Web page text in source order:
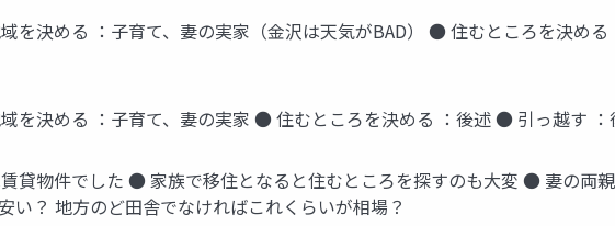
を決める ：子育て、妻の実家（金沢は天気がBAD） ● 住むところを決め
を決める ：子育て、妻の実家 ● 住むところを決める ：後述 ● 引っ越す
貸物件でした ● 家族で移住となると住むところを探すのも大変 ● 妻の両
？ 地方のど田舎でなければこれくらいが相場？